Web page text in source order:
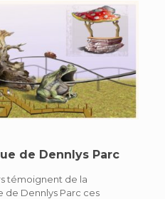
de Dennlys Parc
témoignent de la
Dennlys Parc ces